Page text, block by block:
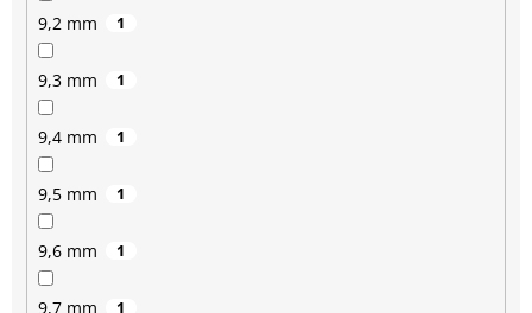
9,2 mm 1
9,3 mm 1
9,4 mm 1
9,5 mm 1
9,6 mm 1
9,7 mm 1